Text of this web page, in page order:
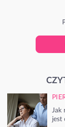
Jak
jest